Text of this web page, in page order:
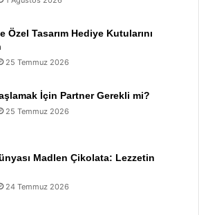
Özel Tasarım Hediye Kutularını
25 Temmuz 2026
İçin Partner Gerekli mi?
25 Temmuz 2026
Madlen Çikolata: Lezzetin
24 Temmuz 2026